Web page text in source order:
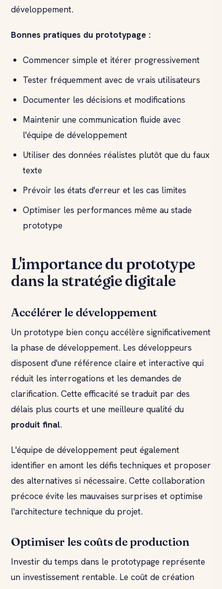
développement.
Bonnes pratiques du prototypage :
Commencer simple et itérer progressivement
Tester fréquemment avec de vrais utilisateurs
Documenter les décisions et modifications
Maintenir une communication fluide avec
l'équipe de développement
Utiliser des données réalistes plutôt que du faux
texte
Prévoir les états d'erreur et les cas limites
Optimiser les performances même au stade
prototype
L'importance du prototype
dans la stratégie digitale
Accélérer le développement
Un prototype bien conçu accélère significativement
la phase de développement. Les développeurs
disposent d'une référence claire et interactive qui
réduit les interrogations et les demandes de
clarification. Cette efficacité se traduit par des
délais plus courts et une meilleure qualité du
produit final.
L'équipe de développement peut également
identifier en amont les défis techniques et proposer
des alternatives si nécessaire. Cette collaboration
précoce évite les mauvaises surprises et optimise
l'architecture technique du projet.
Optimiser les coûts de production
Investir du temps dans le prototypage représente
un investissement rentable. Le coût de création